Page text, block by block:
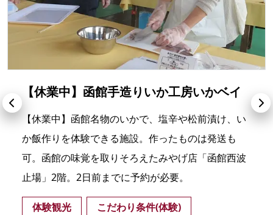
【休業中】函館手造りいか工房いかベイ
【休業中】函館名物のいかで、塩辛や松前漬け、い
か飯作りを体験できる施設。作ったものは発送も
可。函館の味覚を取りそろえたみやげ店「函館西波
止場」2階。2日前までに予約が必要。
体験観光 こだわり条件(体験)